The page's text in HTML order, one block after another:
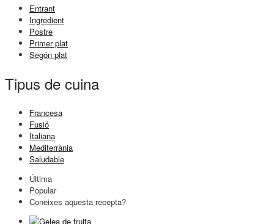
Entrant
Ingredient
Postre
Primer plat
Segón plat
Tipus de cuina
Francesa
Fusió
Italiana
Mediterrània
Saludable
Última
Popular
Coneixes aquesta recepta?